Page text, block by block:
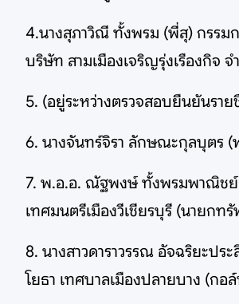
4.นางสุภาวิณี ทั้งพรม (พี่สุ) กรรม
บริษัท สามเมืองเจริญรุ่งเรืองกิจ จ
5. (อยู่ระหว่างตรวจสอบยืนยันราย
6. นางจันทร์จิรา ลักษณะกุลบุตร (
7. พ.อ.อ. ณัฐพงษ์ ทั้งพรมพาณิชย์
เทศมนตรีเมืองวีเชียรบุรี (นายกท
8. นางสาวดาราวรรณ อัจฉริยะปร
โยธา เทศบาลเมืองปลายบาง (กอ